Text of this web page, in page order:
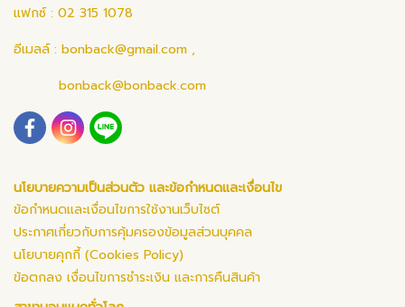
แฟกซ์ : 02 315 1078
อีเมลล์ : bonback@gmail.com ,
bonback@bonback.com
นโยบายความเป็นส่วนตัว และข้อกำหนดและเงื่อนไข
ข้อกำหนดและเงื่อนไขการใช้งานเว็บไซต์
ประกาศเกี่ยวกับการคุ้มครองข้อมูลส่วนบุคคล
นโยบายคุกกี้ (Cookies Policy)
ข้อตกลง เงื่อนไขการชำระเงิน และการคืนสินค้า